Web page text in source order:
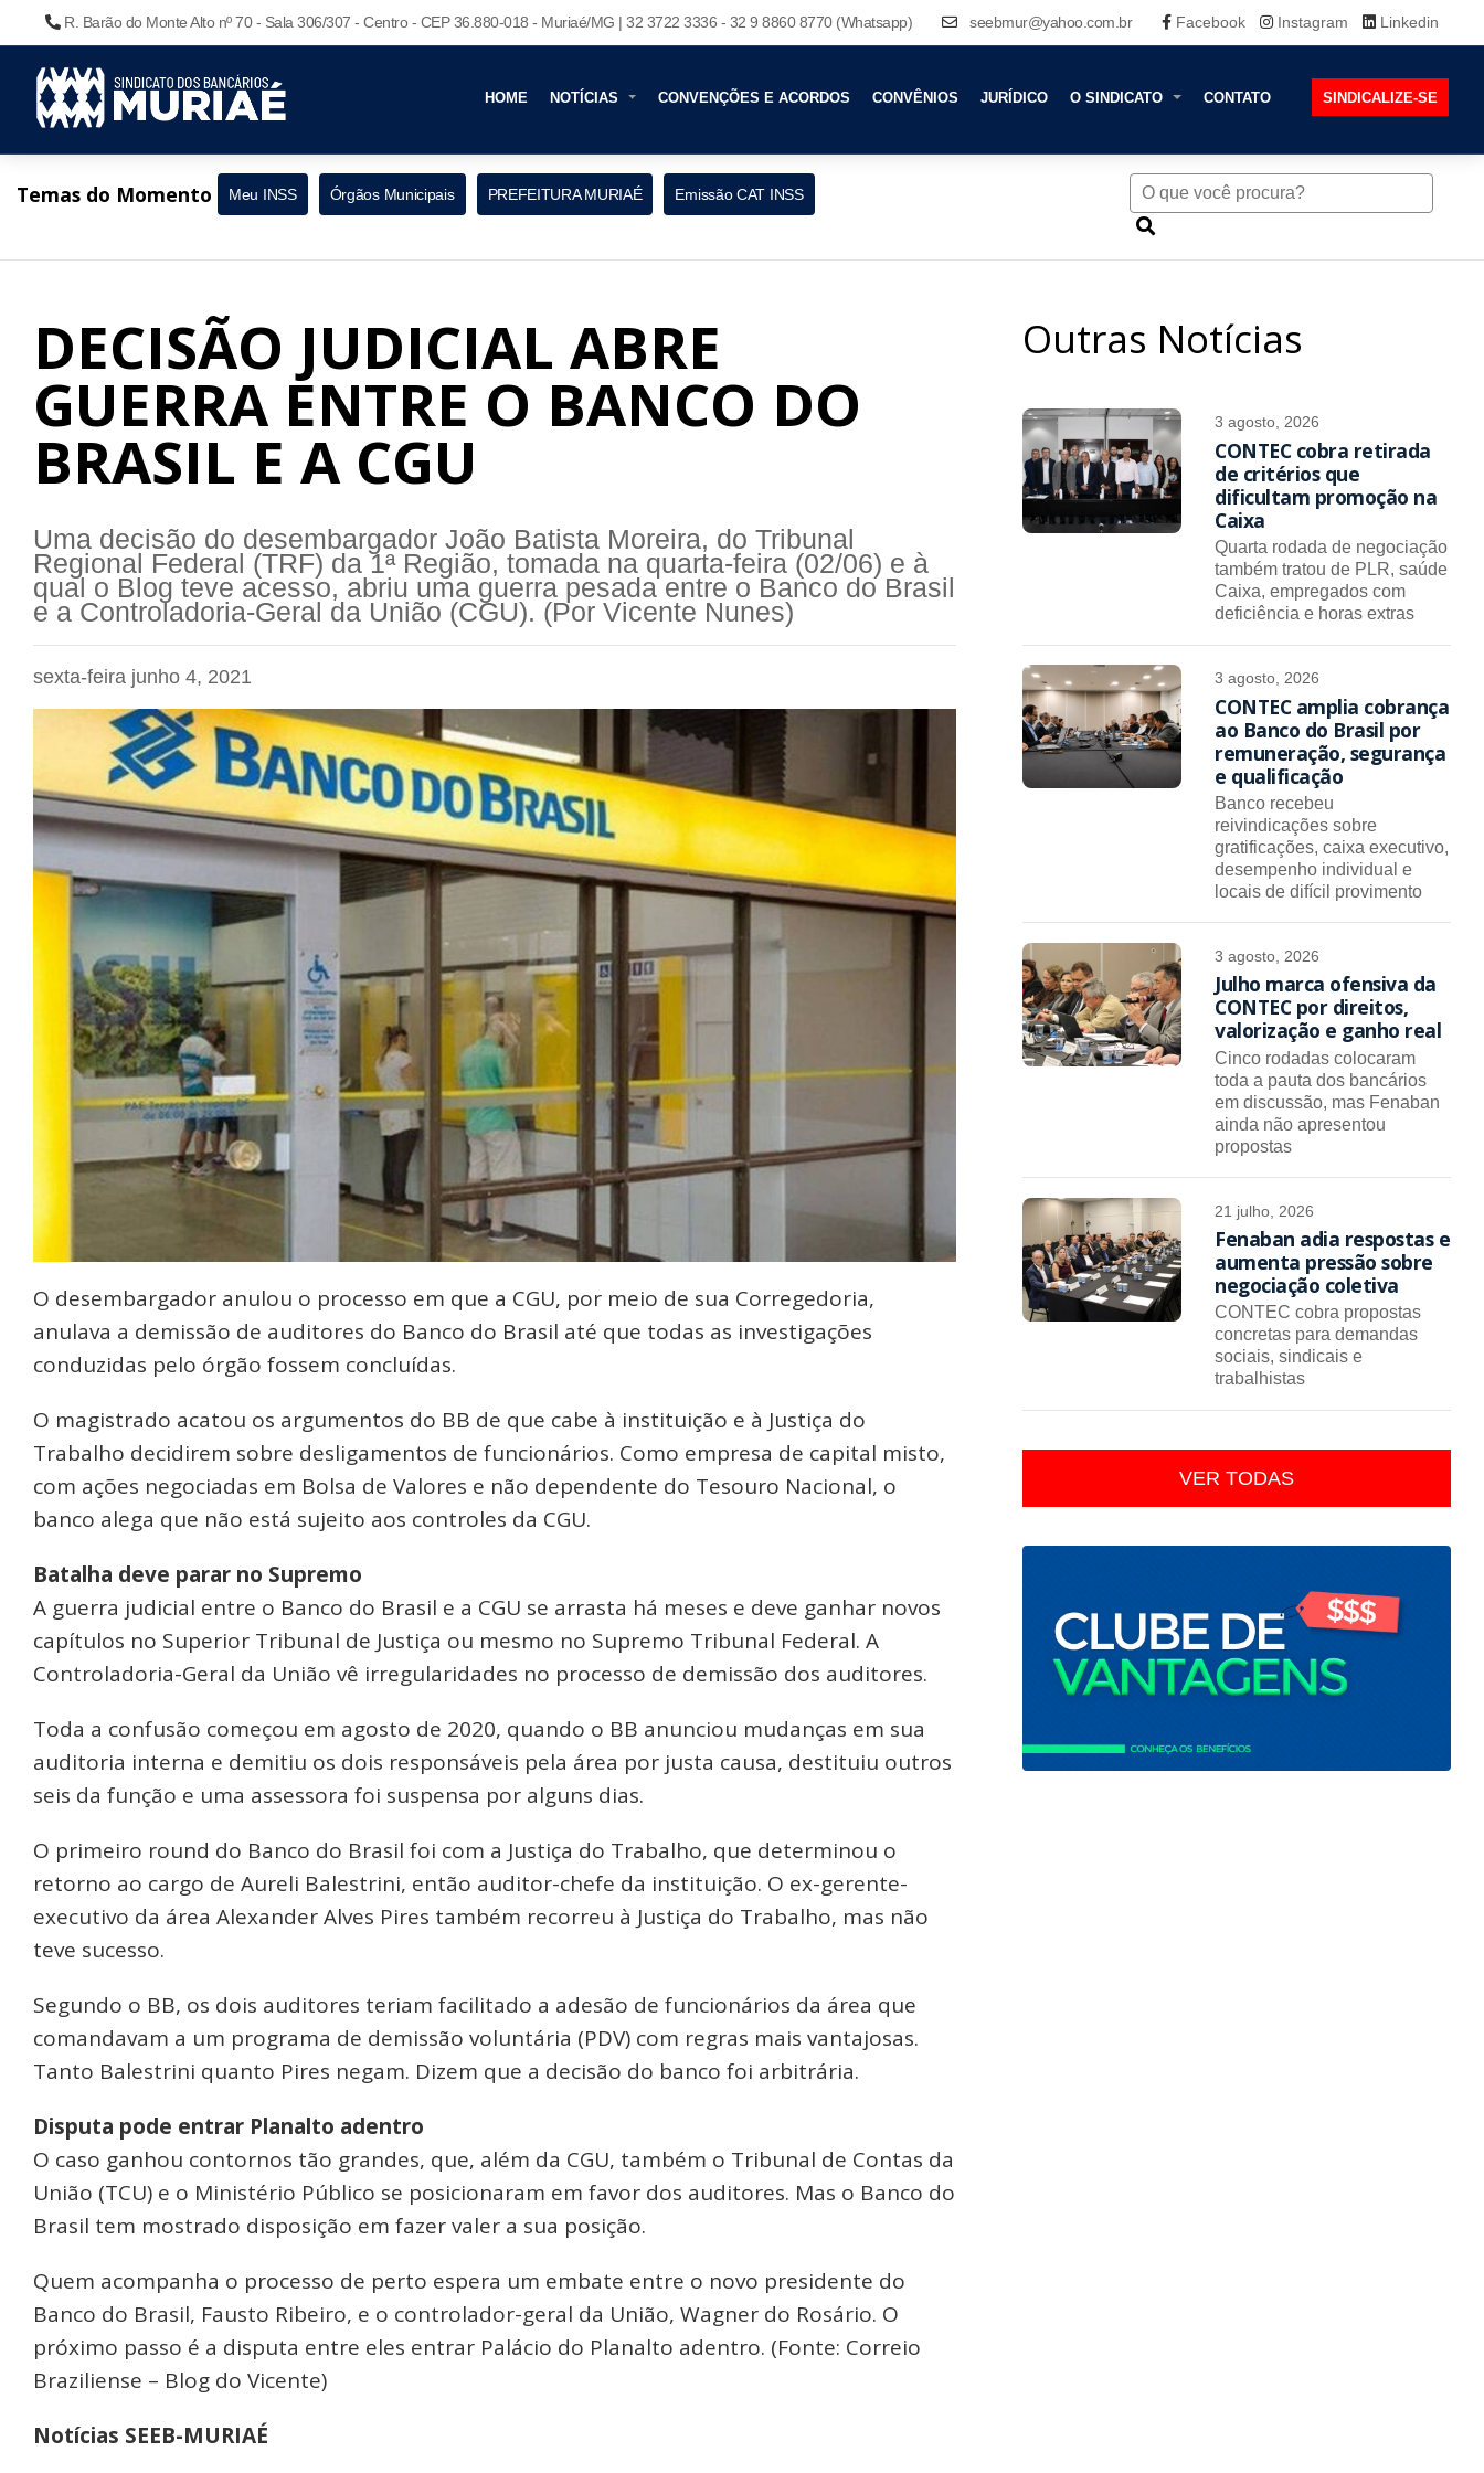
R. Barão do Monte Alto nº 70 - Sala 306/307 - Centro - CEP 36.880-018 - Muriaé/MG | 32 3722 3336 - 32 9 8860 8770 (Whatsapp) seebmur@yahoo.com.br Facebook Instagram Linkedin
HOME NOTÍCIAS CONVENÇÕES E ACORDOS CONVÊNIOS JURÍDICO O SINDICATO CONTATO SINDICALIZE-SE
Temas do Momento Meu INSS Órgãos Municipais PREFEITURA MURIAÉ Emissão CAT INSS
DECISÃO JUDICIAL ABRE
GUERRA ENTRE O BANCO DO
BRASIL E A CGU
Uma decisão do desembargador João Batista Moreira, do Tribunal
Regional Federal (TRF) da 1ª Região, tomada na quarta-feira (02/06) e à
qual o Blog teve acesso, abriu uma guerra pesada entre o Banco do Brasil
e a Controladoria-Geral da União (CGU). (Por Vicente Nunes)
sexta-feira junho 4, 2021
O desembargador anulou o processo em que a CGU, por meio de sua Corregedoria,
anulava a demissão de auditores do Banco do Brasil até que todas as investigações
conduzidas pelo órgão fossem concluídas.
O magistrado acatou os argumentos do BB de que cabe à instituição e à Justiça do
Trabalho decidirem sobre desligamentos de funcionários. Como empresa de capital misto,
com ações negociadas em Bolsa de Valores e não dependente do Tesouro Nacional, o
banco alega que não está sujeito aos controles da CGU.
Batalha deve parar no Supremo
A guerra judicial entre o Banco do Brasil e a CGU se arrasta há meses e deve ganhar novos
capítulos no Superior Tribunal de Justiça ou mesmo no Supremo Tribunal Federal. A
Controladoria-Geral da União vê irregularidades no processo de demissão dos auditores.
Toda a confusão começou em agosto de 2020, quando o BB anunciou mudanças em sua
auditoria interna e demitiu os dois responsáveis pela área por justa causa, destituiu outros
seis da função e uma assessora foi suspensa por alguns dias.
O primeiro round do Banco do Brasil foi com a Justiça do Trabalho, que determinou o
retorno ao cargo de Aureli Balestrini, então auditor-chefe da instituição. O ex-gerente-
executivo da área Alexander Alves Pires também recorreu à Justiça do Trabalho, mas não
teve sucesso.
Segundo o BB, os dois auditores teriam facilitado a adesão de funcionários da área que
comandavam a um programa de demissão voluntária (PDV) com regras mais vantajosas.
Tanto Balestrini quanto Pires negam. Dizem que a decisão do banco foi arbitrária.
Disputa pode entrar Planalto adentro
O caso ganhou contornos tão grandes, que, além da CGU, também o Tribunal de Contas da
União (TCU) e o Ministério Público se posicionaram em favor dos auditores. Mas o Banco do
Brasil tem mostrado disposição em fazer valer a sua posição.
Quem acompanha o processo de perto espera um embate entre o novo presidente do
Banco do Brasil, Fausto Ribeiro, e o controlador-geral da União, Wagner do Rosário. O
próximo passo é a disputa entre eles entrar Palácio do Planalto adentro. (Fonte: Correio
Braziliense – Blog do Vicente)
Notícias SEEB-MURIAÉ
Outras Notícias
3 agosto, 2026
CONTEC cobra retirada
de critérios que
dificultam promoção na
Caixa
Quarta rodada de negociação
também tratou de PLR, saúde
Caixa, empregados com
deficiência e horas extras
3 agosto, 2026
CONTEC amplia cobrança
ao Banco do Brasil por
remuneração, segurança
e qualificação
Banco recebeu
reivindicações sobre
gratificações, caixa executivo,
desempenho individual e
locais de difícil provimento
3 agosto, 2026
Julho marca ofensiva da
CONTEC por direitos,
valorização e ganho real
Cinco rodadas colocaram
toda a pauta dos bancários
em discussão, mas Fenaban
ainda não apresentou
propostas
21 julho, 2026
Fenaban adia respostas e
aumenta pressão sobre
negociação coletiva
CONTEC cobra propostas
concretas para demandas
sociais, sindicais e
trabalhistas
VER TODAS